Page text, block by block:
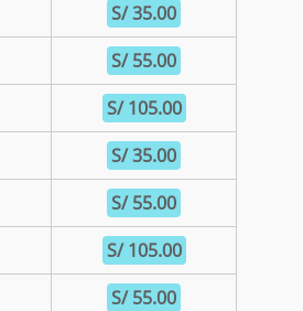
S/ 35.00
S/ 55.00
S/ 105.00
S/ 35.00
S/ 55.00
S/ 105.00
S/ 55.00